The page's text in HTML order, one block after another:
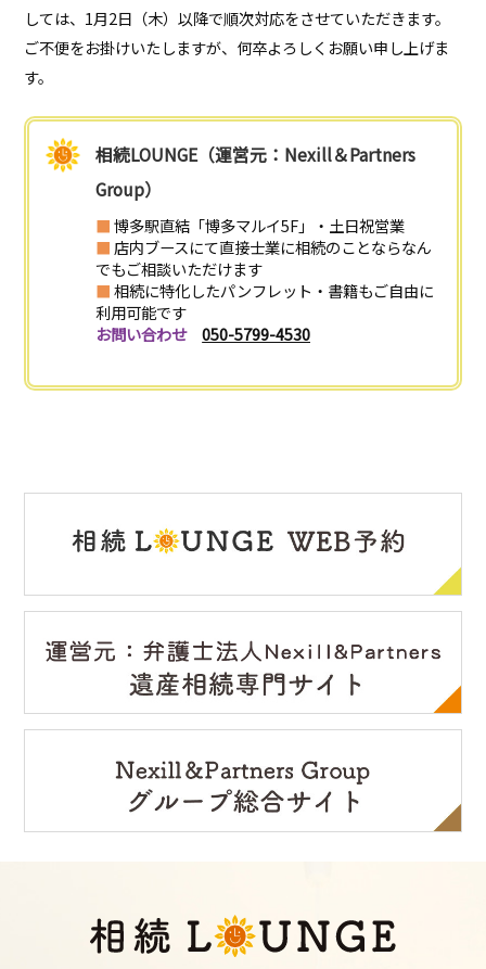
しては、1月2日（木）以降で順次対応をさせていただきます。
ご不便をお掛けいたしますが、何卒よろしくお願い申し上げま
す。
相続LOUNGE（運営元：Nexill＆Partners
Group）
■博多駅直結「博多マルイ5F」・土日祝営業
■店内ブースにて直接士業に相続のことならなん
でもご相談いただけます
■相続に特化したパンフレット・書籍もご自由に
利用可能です
お問い合わせ
050-5799-4530